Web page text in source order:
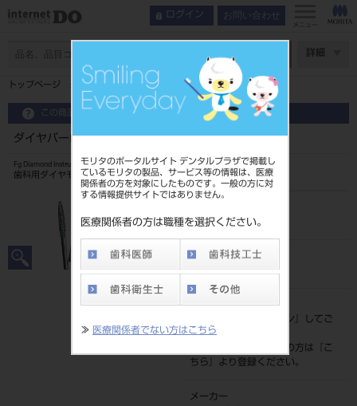
モリタのポータルサイト デンタルプラザで掲載し
ているモリタの製品、サービス等の情報は、医療
関係者の方を対象にしたものです。一般の方に対
する情報提供サイトではありません。
医療関係者の方は職種を選択ください。
≫ 医療関係者でない方はこちら
ログイン お問い合わせ
メニュー
詳細
トップページ ダイヤバーFG ブリスター5入スタンダード EX24
この商品に関するお問い合わせ
ダイヤバーFG ブリスター5入スタンダード EX24
Fg Diamond Instrument
歯科用ダイヤモンドバー
202490647EX24
JAN/EANコード
標準価格
ログイン
』してご
覧ください。
ネット会員登録がまだの方は『
こ
ちら
』より登録ください。
メーカー